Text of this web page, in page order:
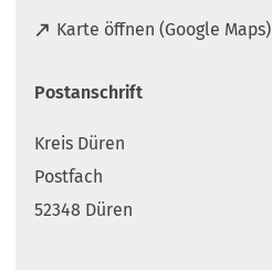
Karte öffnen (Google Maps)
(
f
e
t
i
Postanschrift
Kreis Düren
Postfach
52348 Düren